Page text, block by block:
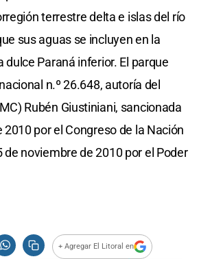
terrestre delta e islas del río
sus aguas se incluyen en la
dulce Paraná inferior. El parque
n.º 26.648, autoría del
Rubén Giustiniani, sancionada
por el Congreso de la Nación
de noviembre de 2010 por el Poder
+ Agregar El Litoral en